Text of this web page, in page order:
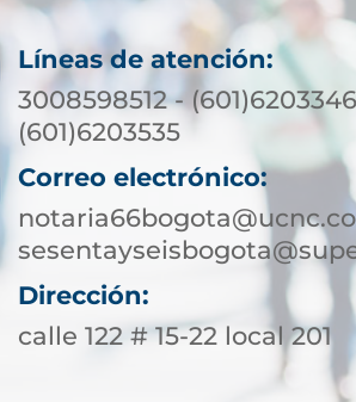
Líneas de atención:
3008598512 -
(601)6203535
Correo electrónico:
Dirección:
calle 122 # 15-22 local 201